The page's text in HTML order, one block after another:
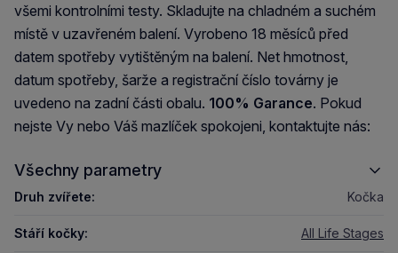
všemi kontrolními testy. Skladujte na chladném a suchém
místě v uzavřeném balení. Vyrobeno 18 měsíců před
datem spotřeby vytištěným na balení. Net hmotnost,
datum spotřeby, šarže a registrační číslo továrny je
uvedeno na zadní části obalu. 100% Garance. Pokud
nejste Vy nebo Váš mazlíček spokojeni, kontaktujte nás:
Všechny parametry
Druh zvířete: Kočka
Stáří kočky: All Life Stages